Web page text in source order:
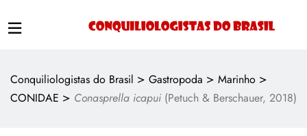
Conquiliologistas do Brasil > Gastropoda > Marinho >
CONIDAE > Conasprella icapui (Petuch & Berschauer, 2018)